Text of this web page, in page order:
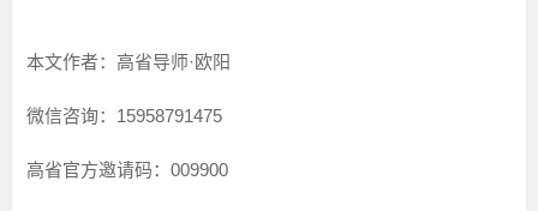
本文作者：高省导师·欧阳
微信咨询：15958791475
高省官方邀请码：009900